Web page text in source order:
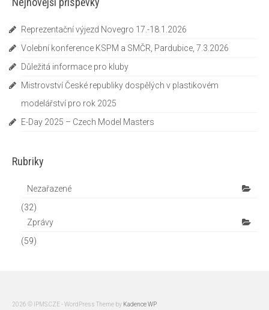
Reprezentační výjezd Novegro 17.-18.1.2026
Volební konference KSPM a SMČR, Pardubice, 7.3.2026
Důležitá informace pro kluby
Mistrovství České republiky dospělých v plastikovém
modelářství pro rok 2025
E-Day 2025 – Czech Model Masters
Rubriky
Nezařazené
(32)
Zprávy
(59)
2026 © IPMS.CZE - WordPress Theme by Kadence WP